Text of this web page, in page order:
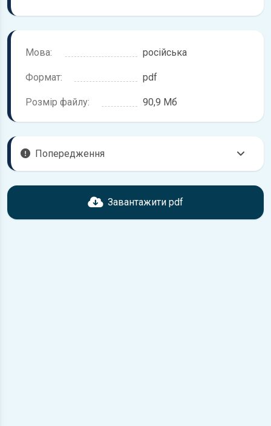
Мова: російська
Формат: pdf
Розмір файлу: 90,9 Мб
Попередження
Перед завантаженням ознайомтесь з характеристиками
Daewoo Nexia, що надані в книзі. Можливі розбіжності,
Завантажити pdf